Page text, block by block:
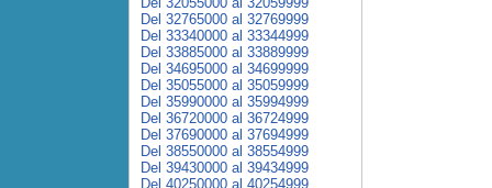
Del 32765000 al 32769999
Del 33340000 al 33344999
Del 33885000 al 33889999
Del 34695000 al 34699999
Del 35055000 al 35059999
Del 35990000 al 35994999
Del 36720000 al 36724999
Del 37690000 al 37694999
Del 38550000 al 38554999
Del 39430000 al 39434999
Del 40250000 al 40254999